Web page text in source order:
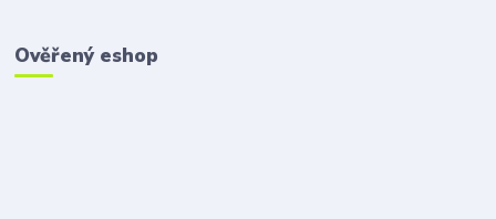
Ověřený eshop